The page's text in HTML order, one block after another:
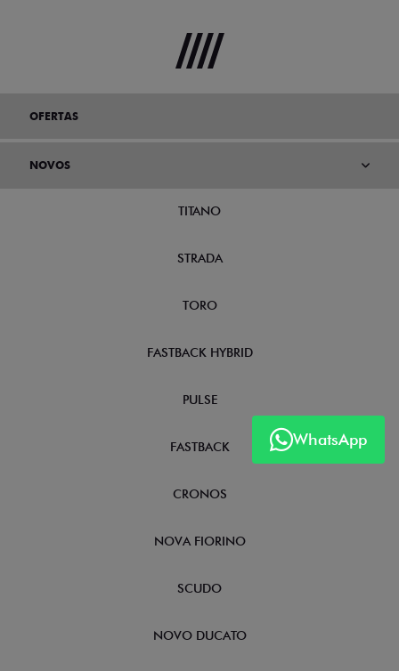
WhatsApp
OFERTAS
NOVOS
TITANO
STRADA
TORO
FASTBACK HYBRID
PULSE
FASTBACK
CRONOS
NOVA FIORINO
SCUDO
NOVO DUCATO